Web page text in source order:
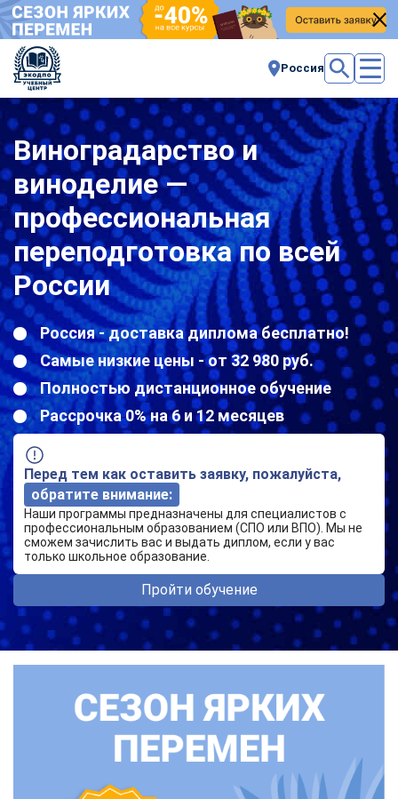
Россия
Виноградарство и
виноделие —
профессиональная
переподготовка по всей
России
Россия - доставка диплома бесплатно!
Самые низкие цены - от 32 980 руб.
Полностью дистанционное обучение
Рассрочка 0% на 6 и 12 месяцев
Перед тем как оставить заявку, пожалуйста,
обратите внимание:
Наши программы предназначены для специалистов с
профессиональным образованием (СПО или ВПО). Мы не
сможем зачислить вас и выдать диплом, если у вас
только школьное образование.
Пройти обучение